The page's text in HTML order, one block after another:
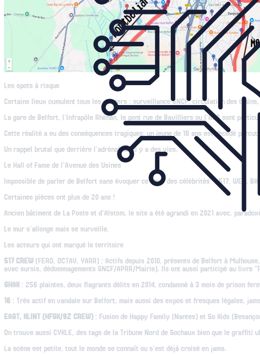
Les spots à risque
Certains lieux cumulent tous les dangers : surveillance SNCF, circulation des
La gare de Belfort, l'Infrapôle Rhénan, le pont rue de Bavilliers ou l'A36 sont
Cette réalité a eu des conséquences tragiques: un jeune de 18 ans est décédé
Un rappel brutal que derrière l'adrénaline, il y a des vies.
Le Hall of Fame de l'Avenue des Usines
Impossible de parler de Belfort sans évoquer ce "mur des célébrités" : 517, WEB, BAB,
Certaines pièces ont plus de 20 ans !
Ancien bâtiment de La Poste et d'Alstom, le site a été agrandi en 2021 avec,
Le mur s'allonge mais se surveille.
Les acteurs qui ont marqué le territoire
517 CREW (FERO, OCTAV, YARR) : Actifs depuis 2010, présents de Belfort à
avec sursis, dédommagements SNCF/APRR/Mairie). Ils ont aussi participé au livre
SHAK : 256 plaintes, deux flagrants délits en 2014, condamné à 3 mois de prison
16 : Très actif en vandale sur Belfort, mais aussi des expos et fresques légales,
EAST, KLINT (HFSK/9Z CREW) : Fusion de Happy Family (Nantes) et So Kids
On trouve aussi CYKLE, des tags de la Tribune Nord de Sochaux bien que le
La scène est petite, tout le monde se connaît ou s'est déjà croisé en jams.